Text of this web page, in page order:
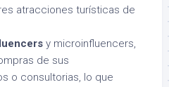
atracciones turísticas de
y microinfluencers,
de sus
o consultorias, lo que